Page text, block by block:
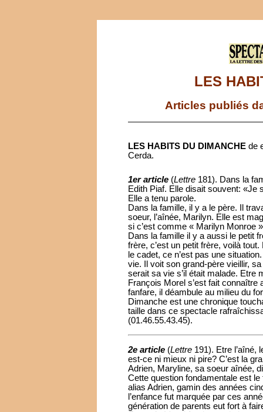
LES
Articles publiés
LES HABITS DU DIMANCHE de
Cerda.
1er article (Lettre 181). Dans la
Edith Piaf. Elle disait souvent: «Je
Elle a tenu parole.
Dans la famille, il y a le père. Il
soeur, l’aînée, Marilyn. Elle est
si c’est comme « Marilyn Monroe
Dans la famille il y a aussi le petit
frère, c’est un petit frère, voilà
le cadet, ce n’est pas une
vie. Il voit son grand-père vieillir,
serait sa vie s’il était malade. Etre
François Morel s’est fait
fanfare, il déambule au milieu du
Dimanche est une chronique
taille dans ce spectacle
(01.46.55.43.45).
2e article (Lettre 191). Etre l’aîné,
est-ce ni mieux ni pire? C’est la
Adrien, Maryline, sa soeur aînée,
Cette question fondamentale est
alias Adrien, gamin des années
l’enfance fut marquée par ces
génération de parents eut fort à